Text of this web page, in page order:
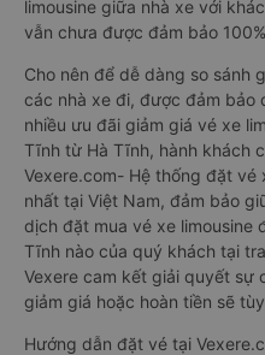
limousine giữa nhà xe với
vẫn chưa được đảm bảo
Cho nên để dễ dàng so sánh
các nhà xe đi, được đảm bảo
nhiều ưu đãi giảm giá vé xe
Tĩnh từ Hà Tĩnh, hành khách
Vexere.com- Hệ thống đặt
nhất tại Việt Nam, đảm bảo
dịch đặt mua vé xe limousine
Tĩnh nào của quý khách tại
Vexere cam kết giải quyết sự
giảm giá hoặc hoàn tiền sẽ
Hướng dẫn đặt vé tại